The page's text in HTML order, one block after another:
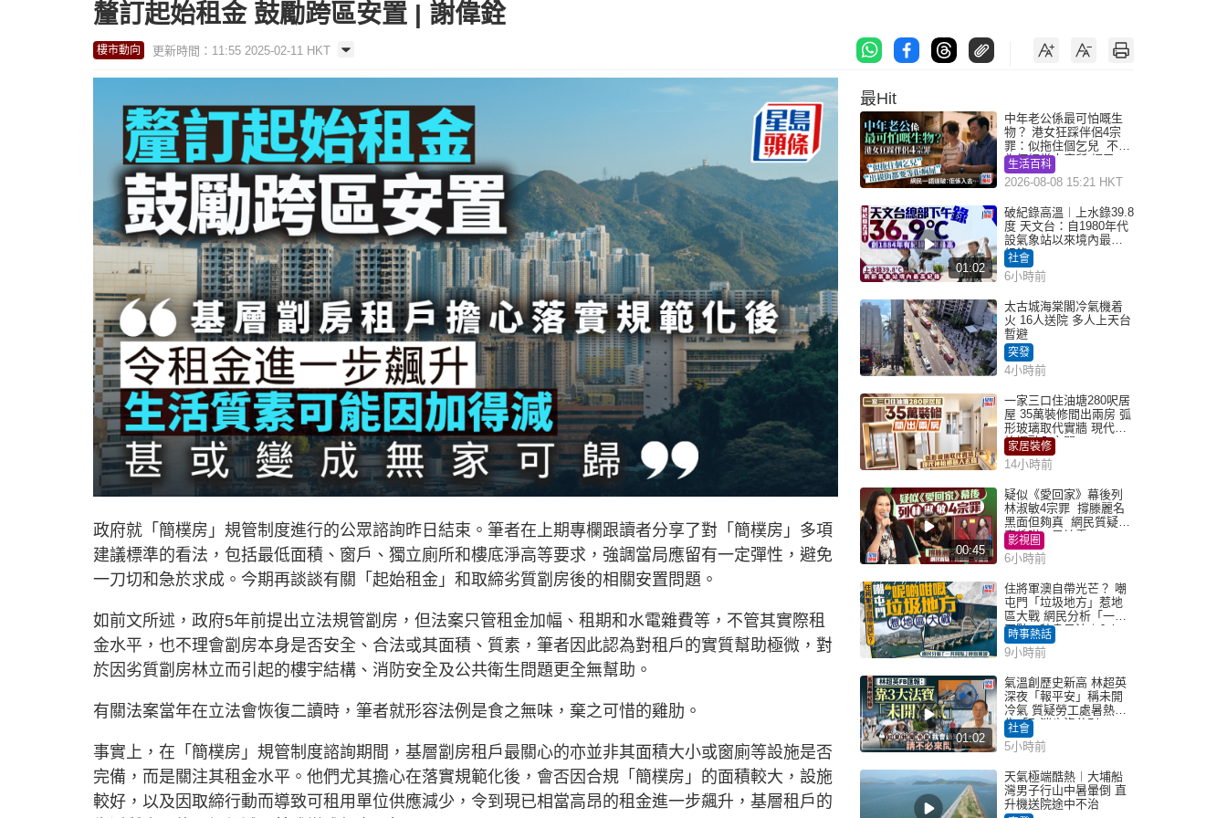
釐訂起始租金 鼓勵跨區安置 | 謝偉銓
樓市動向 更新時間：11:55 2025-02-11 HKT
政府就「簡樸房」規管制度進行的公眾諮詢昨日結束。筆者在上期專欄跟讀者分享了對「簡樸房」多項
建議標準的看法，包括最低面積、窗戶、獨立廁所和樓底淨高等要求，強調當局應留有一定彈性，避免
一刀切和急於求成。今期再談談有關「起始租金」和取締劣質劏房後的相關安置問題。
如前文所述，政府5年前提出立法規管劏房，但法案只管租金加幅、租期和水電雜費等，不管其實際租
金水平，也不理會劏房本身是否安全、合法或其面積、質素，筆者因此認為對租戶的實質幫助極微，對
於因劣質劏房林立而引起的樓宇結構、消防安全及公共衛生問題更全無幫助。
有關法案當年在立法會恢復二讀時，筆者就形容法例是食之無味，棄之可惜的雞肋。
事實上，在「簡樸房」規管制度諮詢期間，基層劏房租戶最關心的亦並非其面積大小或窗廁等設施是否
完備，而是關注其租金水平。他們尤其擔心在落實規範化後，會否因合規「簡樸房」的面積較大，設施
較好，以及因取締行動而導致可租用單位供應減少，令到現已相當高昂的租金進一步飆升，基層租戶的
最Hit
中年老公係最可怕嘅生
物？ 港女狂踩伴侶4宗
罪：似拖住個乞兒 不解
為何經常去廁所 網民一
語道破
生活百科
2026-08-08 15:21 HKT
01:02
破紀錄高溫︱上水錄39.8
度 天文台：自1980年代
設氣象站以來境內最高
紀錄
社會
6小時前
太古城海棠閣冷氣機着
火 16人送院 多人上天台
暫避
突發
4小時前
一家三口住油塘280呎居
屋 35萬裝修間出兩房 弧
形玻璃取代實牆 現代神
枱櫃融入玄關
家居裝修
14小時前
00:45
疑似《愛回家》幕後列
林淑敏4宗罪 撐滕麗名
黑面但夠真 網民質疑：
真係咁一早被雪
影視圈
6小時前
住將軍澳自帶光芒？ 嘲
屯門「垃圾地方」惹地
區大戰 網民分析「一共
同點」秒息風波｜Juicy
叮
時事熱話
9小時前
01:02
氣溫創歷史新高 林超英
深夜「報平安」稱未開
冷氣 質疑勞工處暑熱警
告「取消也沒分別」
社會
5小時前
天氣極端酷熱︱大埔船
灣男子行山中暑暈倒 直
升機送院途中不治